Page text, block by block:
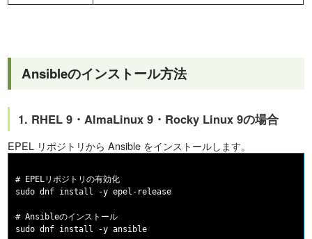
Ansibleのインストール方法
1. RHEL 9・AlmaLinux 9・Rocky Linux 9の場合
EPEL リポジトリから Ansible をインストールします。
# EPELリポジトリの有効化
sudo dnf install -y epel-release
# Ansibleのインストール
sudo dnf install -y ansible